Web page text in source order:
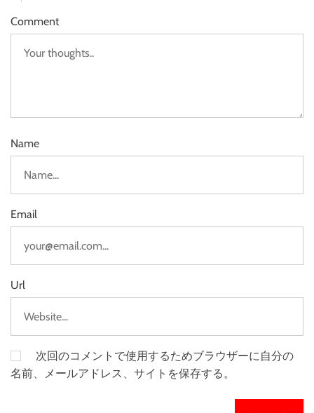
Comment
Name
Email
Url
次回のコメントで使用するためブラウザーに自分の
名前、メールアドレス、サイトを保存する。